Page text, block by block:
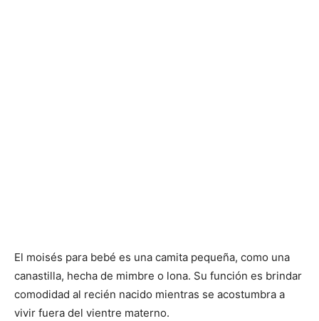
El moisés para bebé es una camita pequeña, como una
canastilla, hecha de mimbre o lona. Su función es brindar
comodidad al recién nacido mientras se acostumbra a
vivir fuera del vientre materno.